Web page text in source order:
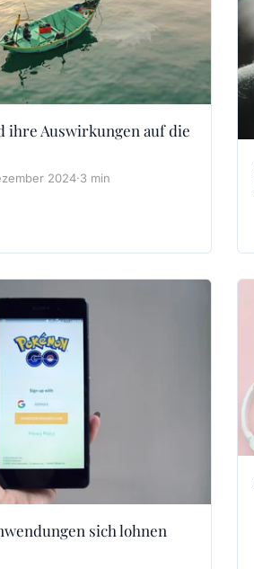
ihre Auswirkungen auf die
2024·3 min
sich lohnen